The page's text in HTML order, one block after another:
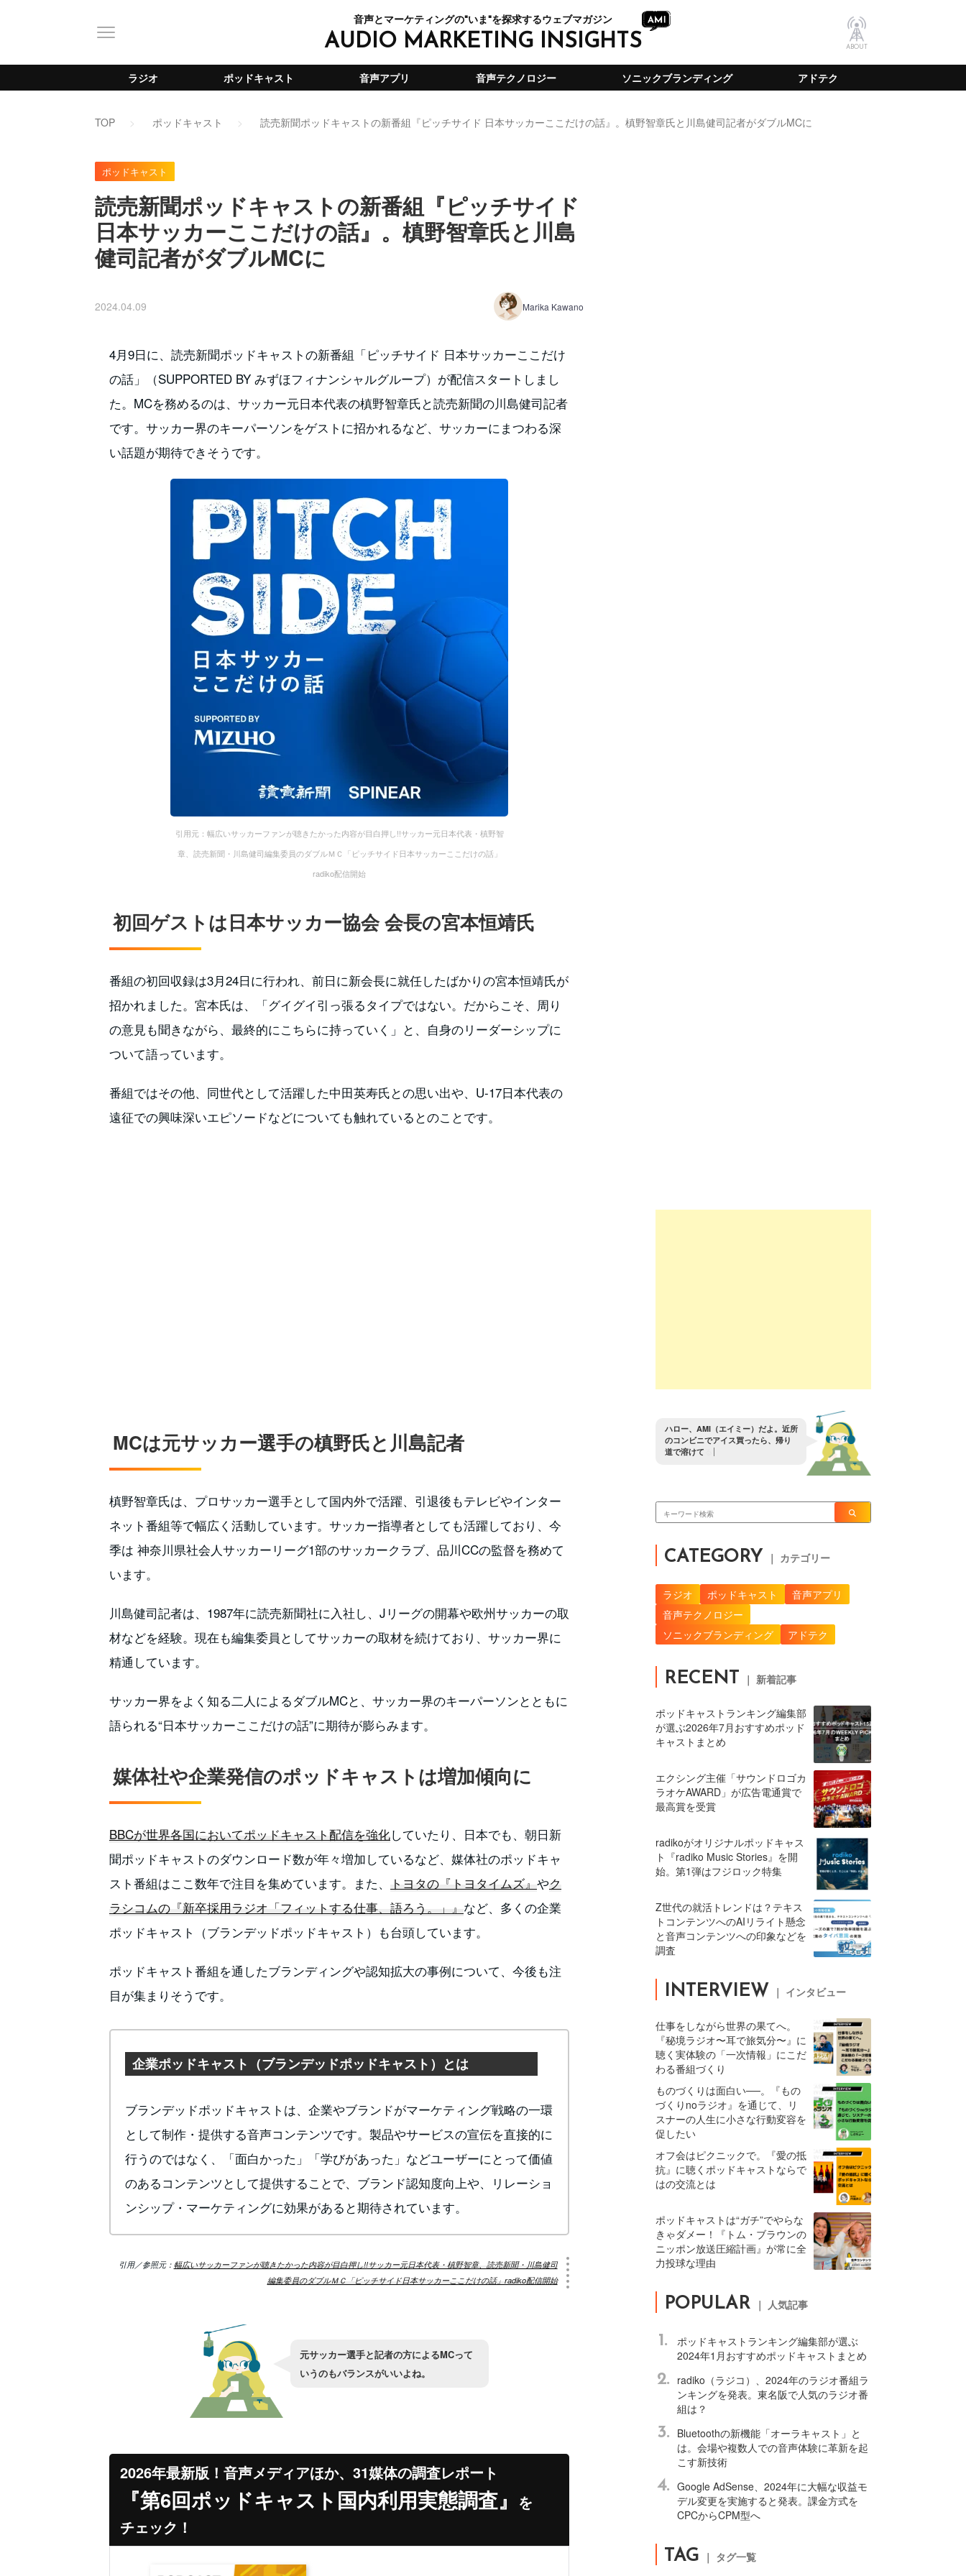
音声とマーケティングの"いま"を探求するウェブマガジン
AUDIO MARKETING INSIGHTS ABOUT
ラジオ ポッドキャスト 音声アプリ 音声テクノロジー ソニックブランディング アドテク
TOP ポッドキャスト 読売新聞ポッドキャストの新番組『ピッチサイド 日本サッカーここだけの話』。槙野智章氏と川島健司記者がダブルMCに
ポッドキャスト
読売新聞ポッドキャストの新番組『ピッチサイド
日本サッカーここだけの話』。槙野智章氏と川島
健司記者がダブルMCに
2024.04.09 Marika Kawano
4月9日に、読売新聞ポッドキャストの新番組「ピッチサイド 日本サッカーここだけ
の話」（SUPPORTED BY みずほフィナンシャルグループ）が配信スタートしまし
た。MCを務めるのは、サッカー元日本代表の槙野智章氏と読売新聞の川島健司記者
です。サッカー界のキーパーソンをゲストに招かれるなど、サッカーにまつわる深
い話題が期待できそうです。
引用元：幅広いサッカーファンが聴きたかった内容が目白押し!!サッカー元日本代表・槙野智
章、読売新聞・川島健司編集委員のダブルＭＣ「ピッチサイド日本サッカーここだけの話」
radiko配信開始
初回ゲストは日本サッカー協会 会長の宮本恒靖氏
番組の初回収録は3月24日に行われ、前日に新会長に就任したばかりの宮本恒靖氏が
招かれました。宮本氏は、「グイグイ引っ張るタイプではない。だからこそ、周り
の意見も聞きながら、最終的にこちらに持っていく」と、自身のリーダーシップに
ついて語っています。
番組ではその他、同世代として活躍した中田英寿氏との思い出や、U-17日本代表の
遠征での興味深いエピソードなどについても触れているとのことです。
MCは元サッカー選手の槙野氏と川島記者
槙野智章氏は、プロサッカー選手として国内外で活躍、引退後もテレビやインター
ネット番組等で幅広く活動しています。サッカー指導者としても活躍しており、今
季は 神奈川県社会人サッカーリーグ1部のサッカークラブ、品川CCの監督を務めて
います。
川島健司記者は、1987年に読売新聞社に入社し、Jリーグの開幕や欧州サッカーの取
材などを経験。現在も編集委員としてサッカーの取材を続けており、サッカー界に
精通しています。
サッカー界をよく知る二人によるダブルMCと、サッカー界のキーパーソンとともに
語られる“日本サッカーここだけの話”に期待が膨らみます。
媒体社や企業発信のポッドキャストは増加傾向に
BBCが世界各国においてポッドキャスト配信を強化していたり、日本でも、朝日新
聞ポッドキャストのダウンロード数が年々増加しているなど、媒体社のポッドキャ
スト番組はここ数年で注目を集めています。また、
トヨタの『トヨタイムズ』 やク
ラシコムの『新卒採用ラジオ「フィットする仕事、語ろう。」』 など、多くの企業
ポッドキャスト（ブランデッドポッドキャスト）も台頭しています。
ポッドキャスト番組を通したブランディングや認知拡大の事例について、今後も注
目が集まりそうです。
企業ポッドキャスト（ブランデッドポッドキャスト）とは
ブランデッドポッドキャストは、企業やブランドがマーケティング戦略の一環
として制作・提供する音声コンテンツです。製品やサービスの宣伝を直接的に
行うのではなく、「面白かった」「学びがあった」などユーザーにとって価値
のあるコンテンツとして提供することで、ブランド認知度向上や、リレーショ
ンシップ・マーケティングに効果があると期待されています。
引用／参照元： 幅広いサッカーファンが聴きたかった内容が目白押し!!サッカー元日本代表・槙野智章、読売新聞・川島健司
編集委員のダブルＭＣ「ピッチサイド日本サッカーここだけの話」radiko配信開始
元サッカー選手と記者の方によるMCって
いうのもバランスがいいよね。
2026年最新版！音声メディアほか、31媒体の調査レポート
『第6回ポッドキャスト国内利用実態調査』
を
チェック！
ハロー、 AMI（エイ ミ ー） だよ 。 近所
のコンビニでアイス買った ら、 帰り
道で溶けて
CATEGORY ｜ カテゴリー
ラジオ ポッドキャスト
音声アプリ
音声テクノロジー
ソニックブランディング
アドテク
RECENT ｜ 新着記事
ポッドキャストランキング編集部
が選ぶ2026年7月おすすめポッド
キャストまとめ
エクシング主催「サウンドロゴカ
ラオケAWARD」が広告電通賞で
最高賞を受賞
radikoがオリジナルポッドキャス
ト『radiko Music Stories』を開
始。第1弾はフジロック特集
Z世代の就活トレンドは？テキス
トコンテンツへのAIリライト懸念
と音声コンテンツへの印象などを
調査
INTERVIEW ｜ インタビュー
仕事をしながら世界の果てへ。
『秘境ラジオ〜耳で旅気分〜』に
聴く実体験の「一次情報」にこだ
わる番組づくり
ものづくりは面白い──。『もの
づくりnoラジオ』を通じて、リ
スナーの人生に小さな行動変容を
促したい
オフ会はピクニックで。『愛の抵
抗』に聴くポッドキャストならで
はの交流とは
ポッドキャストは“ガチ”でやらな
きゃダメー！『トム・ブラウンの
ニッポン放送圧縮計画』が常に全
力投球な理由
POPULAR ｜ 人気記事
1.
ポッドキャストランキング編集部が選ぶ
2024年1月おすすめポッドキャストまとめ
2.
radiko（ラジコ）、2024年のラジオ番組ラ
ンキングを発表。東名阪で人気のラジオ番
組は？
3.
Bluetoothの新機能「オーラキャスト」と
は。会場や複数人での音声体験に革新を起
こす新技術
4. Google AdSense、2024年に大幅な収益モ
デル変更を実施すると発表。課金方式を
CPCからCPM型へ
TAG ｜ タグ一覧